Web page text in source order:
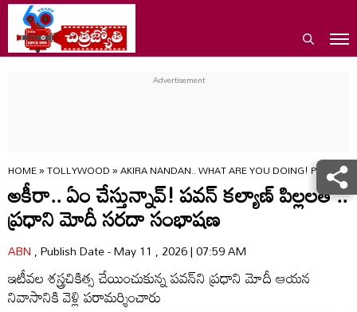
HOME»TOLLYWOOD»AKIRA NANDAN.. WHAT ARE YOU DOING! PM
అకీరా.. ఏం చేస్తున్నావ్‌! ప‌వ‌న్ క‌ల్యాణ్ పిల్ల‌ల‌తో..
ప్ర‌ధాని మోదీ స‌ర‌దా సంభాష‌ణ‌
ABN, Publish Date - May 11 , 2026 | 07:59 AM
ఇటీవల శస్త్రచికిత్స చేయించుకున్న పవన్‌ని ప్ర‌ధాని మోదీ ఆయ‌న‌
నివాసానికి వెళ్లి పరామర్శించారు